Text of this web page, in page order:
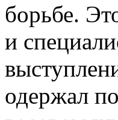
борьбе.
и
одержал